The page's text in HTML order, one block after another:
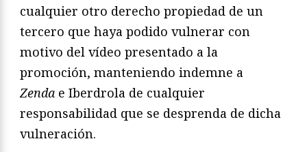
cualquier otro derecho propiedad de un
tercero que haya podido vulnerar con
motivo del vídeo presentado a la
promoción, manteniendo indemne a
Zenda e Iberdrola de cualquier
responsabilidad que se desprenda de dicha
vulneración.